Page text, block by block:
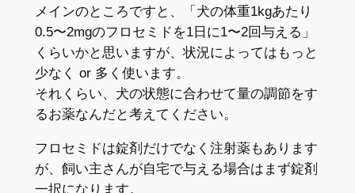
メインのところですと、「犬の体重1kgあたり
0.5〜2mgのフロセミドを1日に1〜2回与える」
くらいかと思いますが、状況によってはもっと
少なく or 多く使います。
それくらい、犬の状態に合わせて量の調節をす
るお薬なんだと考えてください。
フロセミドは錠剤だけでなく注射薬もあります
が、飼い主さんが自宅で与える場合はまず錠剤
一択になります。